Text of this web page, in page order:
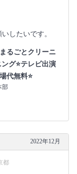
したいです。
るごとクリーニ
グ⭐テレビ出演
代無料⭐
部
2022年12月
都